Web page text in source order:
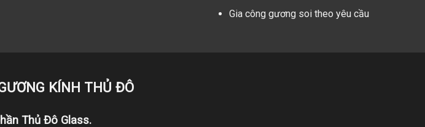
Gia công gương soi theo yêu cầu
KÍNH THỦ ĐÔ
Thủ Đô Glass.